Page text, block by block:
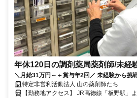
年休120日の調剤薬局薬剤師/未経
＼月給31万円～＋賞与年2回／ 未経験から挑戦できる調剤薬局の薬剤師
残業ほぼなし｜年間休日120日以上｜職場見学
特定非営利活動法人 山の薬剤師たち
【勤務地アクセス】 JR高徳線「板野駅」より車